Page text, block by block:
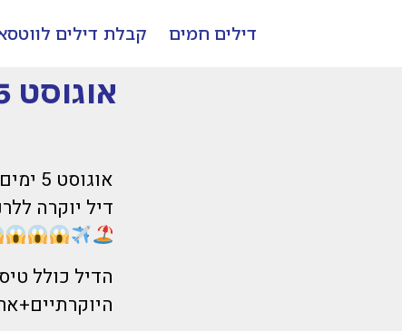
דילים חמים קבלת דילים
אוגוסט 5 ימים מ-ל-א-ים בשיא העונה לקפריסין!
אוגוסט 5 ימים מ-ל-א-ים בשיא העונה לקפריסין!
דיל יוקרה ללרנקה עם מלון 5 כוכבים
היוקרתיים+ארוחת